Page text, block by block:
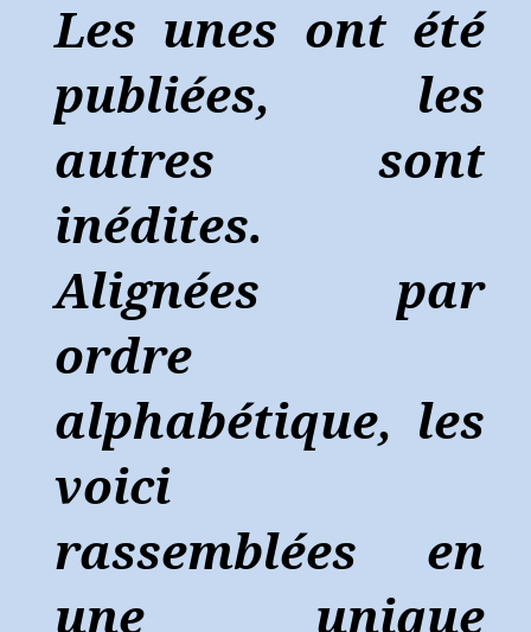
Les unes ont été
publiées, les
autres sont
inédites.
Alignées par
ordre
alphabétique, les
voici
rassemblées en
une unique